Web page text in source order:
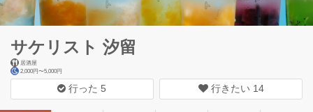
サケリスト 汐留
居酒屋
2,000円〜5,000円
行った 5 行きたい 14